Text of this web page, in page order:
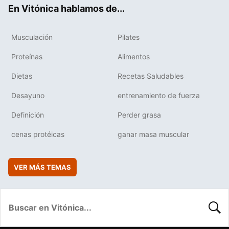
En Vitónica hablamos de...
Musculación Pilates
Proteínas Alimentos
Dietas Recetas Saludables
Desayuno entrenamiento de fuerza
Definición Perder grasa
cenas protéicas ganar masa muscular
VER MÁS TEMAS